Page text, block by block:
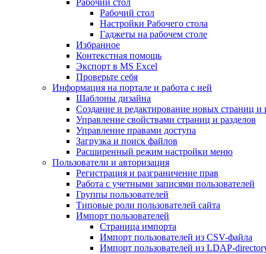
Рабочий стол
Рабочий стол
Настройки Рабочего стола
Гаджеты на рабочем столе
Избранное
Контекстная помощь
Экспорт в MS Excel
Проверьте себя
Информация на портале и работа с ней
Шаблоны дизайна
Создание и редактирование новых страниц и
Управление свойствами страниц и разделов
Управление правами доступа
Загрузка и поиск файлов
Расширенный режим настройки меню
Пользователи и авторизация
Регистрация и разграничение прав
Работа с учетными записями пользователей
Группы пользователей
Типовые роли пользователей сайта
Импорт пользователей
Страница импорта
Импорт пользователей из CSV-файла
Импорт пользователей из LDAP-